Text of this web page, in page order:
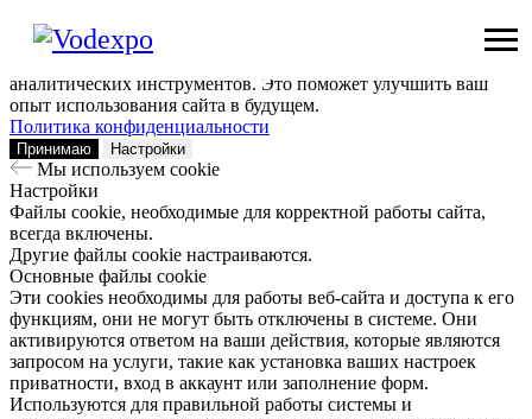
Мы используем сookie
Заходя на наш сайт, вы помогаете нам сделать его лучше: мы
аналитических инструментов. Это поможет улучшить ваш
опыт использования сайта в будущем.
Политика конфиденциальности
Принимаю Настройки
Мы используем сookie
Настройки
Файлы cookie, необходимые для корректной работы сайта,
всегда включены.
Другие файлы cookie настраиваются.
Основные файлы cookie
Эти cookies необходимы для работы веб-сайта и доступа к его
функциям, они не могут быть отключены в системе. Они
активируются ответом на ваши действия, которые являются
запросом на услуги, такие как установка ваших настроек
приватности, вход в аккаунт или заполнение форм.
Используются для правильной работы системы и